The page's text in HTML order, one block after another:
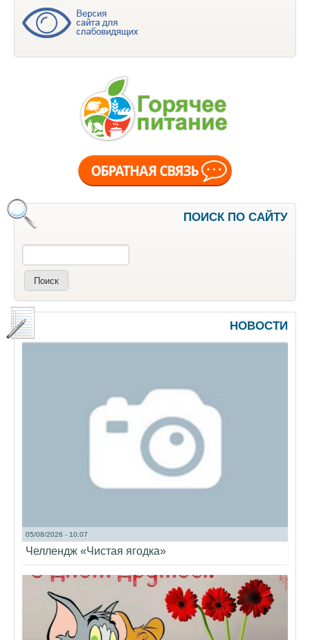
ПОИСК ПО САЙТУ
Поиск
НОВОСТИ
05/08/2026 - 10:07
Челлендж «Чистая ягодка»